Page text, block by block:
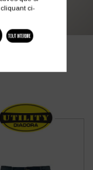
ci-
TOUT INTERDIRE